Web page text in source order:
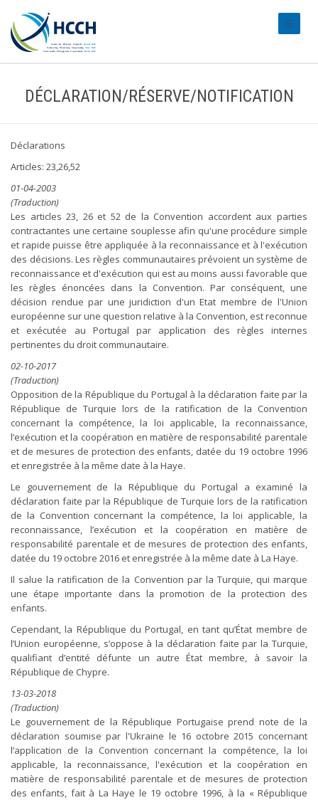
DÉCLARATION/RÉSERVE/NOTIFICATION
Déclarations
Articles: 23,26,52
01-04-2003
(Traduction)
Les articles 23, 26 et 52 de la Convention accordent aux parties
contractantes une certaine souplesse afin qu'une procédure simple
et rapide puisse être appliquée à la reconnaissance et à l'exécution
des décisions. Les règles communautaires prévoient un système de
reconnaissance et d'exécution qui est au moins aussi favorable que
les règles énoncées dans la Convention. Par conséquent, une
décision rendue par une juridiction d'un Etat membre de l'Union
européenne sur une question relative à la Convention, est reconnue
et exécutée au Portugal par application des règles internes
pertinentes du droit communautaire.
02-10-2017
(Traduction)
Opposition de la République du Portugal à la déclaration faite par la
République de Turquie lors de la ratification de la Convention
concernant la compétence, la loi applicable, la reconnaissance,
l’exécution et la coopération en matière de responsabilité parentale
et de mesures de protection des enfants, datée du 19 octobre 1996
et enregistrée à la même date à la Haye.
Le gouvernement de la République du Portugal a examiné la
déclaration faite par la République de Turquie lors de la ratification
de la Convention concernant la compétence, la loi applicable, la
reconnaissance, l’exécution et la coopération en matière de
responsabilité parentale et de mesures de protection des enfants,
datée du 19 octobre 2016 et enregistrée à la même date à La Haye.
Il salue la ratification de la Convention par la Turquie, qui marque
une étape importante dans la promotion de la protection des
enfants.
Cependant, la République du Portugal, en tant qu’État membre de
l’Union européenne, s’oppose à la déclaration faite par la Turquie,
qualifiant d’entité défunte un autre État membre, à savoir la
République de Chypre.
13-03-2018
(Traduction)
Le gouvernement de la République Portugaise prend note de la
déclaration soumise par l'Ukraine le 16 octobre 2015 concernant
l’application de la Convention concernant la compétence, la loi
applicable, la reconnaissance, l'exécution et la coopération en
matière de responsabilité parentale et de mesures de protection
des enfants, fait à La Haye le 19 octobre 1996, à la « République